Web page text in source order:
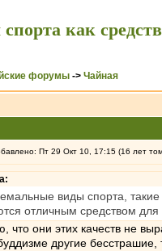
как
форумы -> Чайная
Пт 29 Окт 10, 17:15 (16 лет
виды спорта,
отличным средством для
что они этих качеств не
другие бесстрашие,